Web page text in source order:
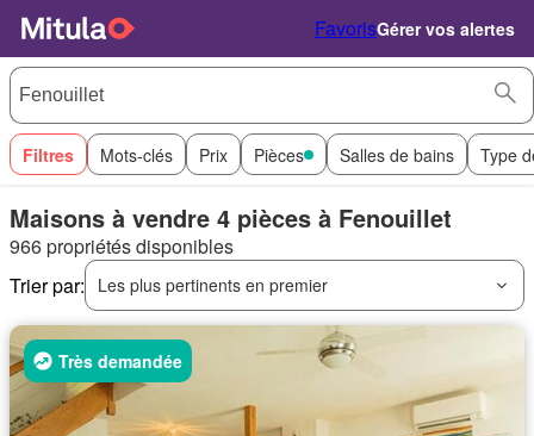
FavorisGérer vos alertes
Filtres Mots-clés Prix Pièces Salles de bains Type
Maisons à vendre 4 pièces à Fenouillet
966 propriétés disponibles
Trier par:
Les plus pertinents en premier
Très demandée